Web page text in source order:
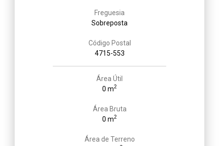
Freguesia
Sobreposta
Código Postal
4715-553
Área Útil
0 m2
Área Bruta
0 m2
Área de Terreno